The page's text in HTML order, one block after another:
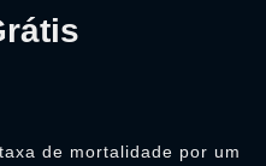
de mortalidade por um